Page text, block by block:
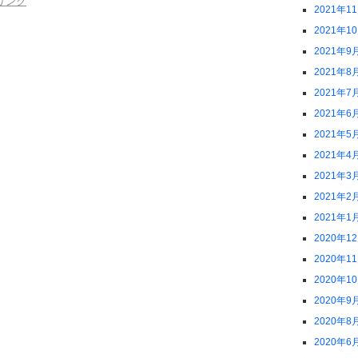
2021年11
2021年10
2021年9月
2021年8月
2021年7月
2021年6月
2021年5月
2021年4月
2021年3月
2021年2月
2021年1月
2020年12
2020年11
2020年10
2020年9月
2020年8月
2020年6月